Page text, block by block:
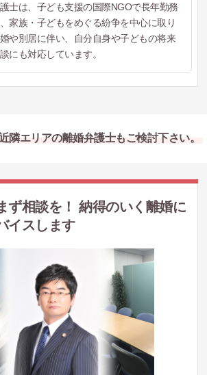
士は、子ども支援の国際NGOで長年勤務
家族・子どもをめぐる紛争を中心に取り
や別居に伴い、自分自身や子どもの将来
にも対応しています。
隣エリアの離婚弁護士もご検討下さい。
ず相談を！ 納得のいく離婚に
イスします